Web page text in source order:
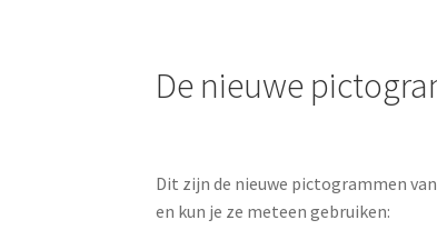
De nieuwe
Dit zijn de nieuwe pictogrammen
en kun je ze meteen gebruiken: